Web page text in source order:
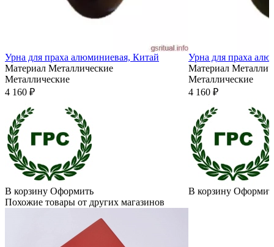
Урна для праха алюминиевая, Китай
Материал Металлические
Металлические
4 160 ₽
В корзину Оформить
Урна для праха
Материал
Металлические
4 160 ₽
В корзину
Похожие товары от других магазинов